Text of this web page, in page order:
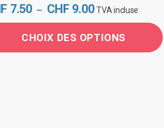
7.50 – CHF9.00Plage
prix :
TVA incluse
CHOIX DES OPTIONS